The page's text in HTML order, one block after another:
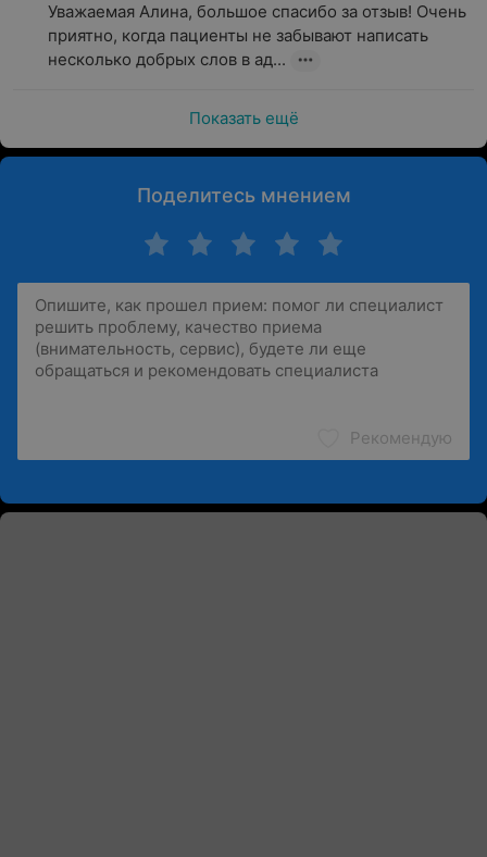
Уважаемая Алина, большое спасибо за отзыв! Очень
приятно, когда пациенты не забывают написать
несколько добрых слов в ад...
Показать ещё
Поделитесь мнением
Рекомендую